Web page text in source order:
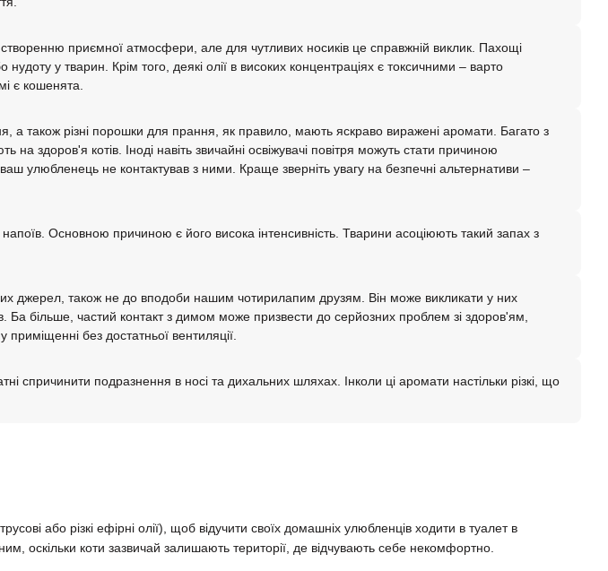
приємної атмосфери, але для чутливих носиків це справжній виклик. Пахощі
у тварин. Крім того, деякі олії в високих концентраціях є токсичними – варто
є кошенята.
а також різні порошки для прання, як правило, мають яскраво виражені аромати. Багато з
на здоров'я котів. Іноді навіть звичайні освіжувачі повітря можуть стати причиною
улюбленець не контактував з ними. Краще зверніть увагу на безпечні альтернативи –
Основною причиною є його висока інтенсивність. Тварини асоціюють такий запах з
джерел, також не до вподоби нашим чотирилапим друзям. Він може викликати у них
більше, частий контакт з димом може призвести до серйозних проблем зі здоров'ям,
без достатньої вентиляції.
спричинити подразнення в носі та дихальних шляхах. Інколи ці аромати настільки різкі, що
або різкі ефірні олії), щоб відучити своїх домашніх улюбленців ходити в туалет в
оскільки коти зазвичай залишають території, де відчувають себе некомфортно.